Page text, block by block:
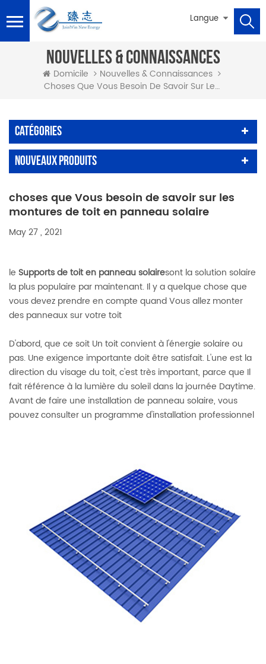
Langue
NOUVELLES & CONNAISSANCES
Domicile
Nouvelles & Connaissances
Choses Que Vous Besoin De Savoir Sur Les Montures De Toit En Panneau Solaire
Catégories
Nouveaux Produits
choses que Vous besoin de savoir sur les
montures de toit en panneau solaire
May 27 , 2021
le Supports de toit en panneau solairesont la solution solaire
la plus populaire par maintenant. Il y a quelque chose que
vous devez prendre en compte quand Vous allez monter
des panneaux sur votre toit
D'abord, que ce soit Un toit convient à l'énergie solaire ou
pas. Une exigence importante doit être satisfait. L'une est la
direction du visage du toit, c'est très important, parce que Il
fait référence à la lumière du soleil dans la journée Daytime.
Avant de faire une installation de panneau solaire, vous
pouvez consulter un programme d'installation professionnel